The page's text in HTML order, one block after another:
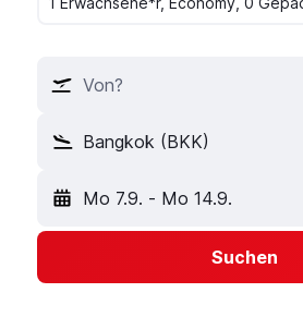
Von?
Bangkok (BKK)
Mo 7.9. - Mo 14.9.
Suchen